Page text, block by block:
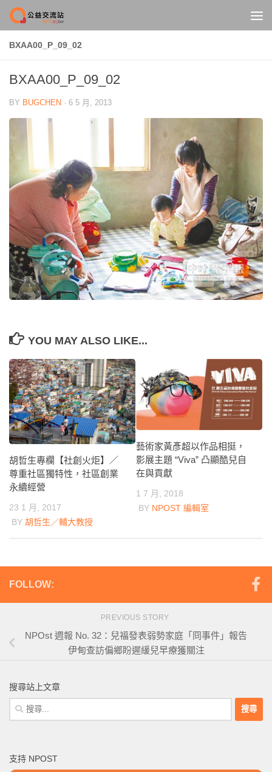
Skip to content
BXAA00_P_09_02
BXAA00_P_09_02
BY BUGCHEN · 6 5 月, 2013
YOU MAY ALSO LIKE...
胡哲生專欄【社創火炬】／
尊重社區獨特性，社區創業
永續經營
23 1 月, 2017
BY 胡哲生／輔大教授
藝術家黃彥超以作品相挺，
影展主題 “Viva” 凸顯酷兒自
在與貢獻
1 7 月, 2018
BY NPOST 編輯室
FOLLOW:
PREVIOUS STORY
NPOst 週報 No. 32：兒福發表弱勢家庭「冏事件」報告
伊甸查訪偏鄉盼遲緩兒早療獲關注
搜尋站上文章
搜
尋
字:
支持 NPOST